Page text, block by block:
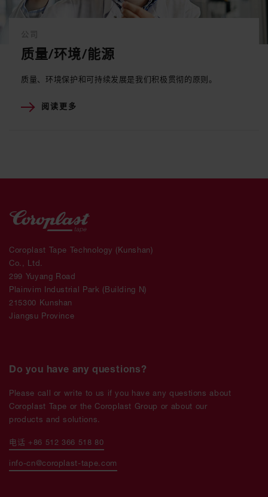
质量/环境/能源
质量、环境保护和可持续发展是我们积极贯彻的原则。
阅读更多
Coroplast Tape Technology (Kunshan)
Co., Ltd.
299 Yuyang Road
Plainvim Industrial Park (Building N)
215300 Kunshan
Jiangsu Province
Do you have any questions?
Please call or write to us if you have any questions about
Coroplast Tape or the Coroplast Group or about our
products and solutions.
电话 +86 512 366 518 80
info-cn@coroplast-tape.com